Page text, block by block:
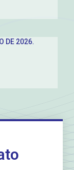
DE 2026.